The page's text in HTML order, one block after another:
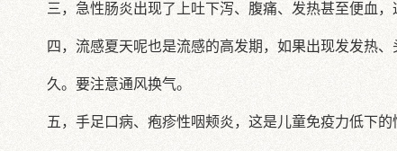
三，急性肠炎出现了上吐下泻、腹痛、发热甚至便血
四，流感夏天呢也是流感的高发期，如果出现发发热
久。要注意通风换气。
五，手足口病、疱疹性咽颊炎，这是儿童免疫力低下